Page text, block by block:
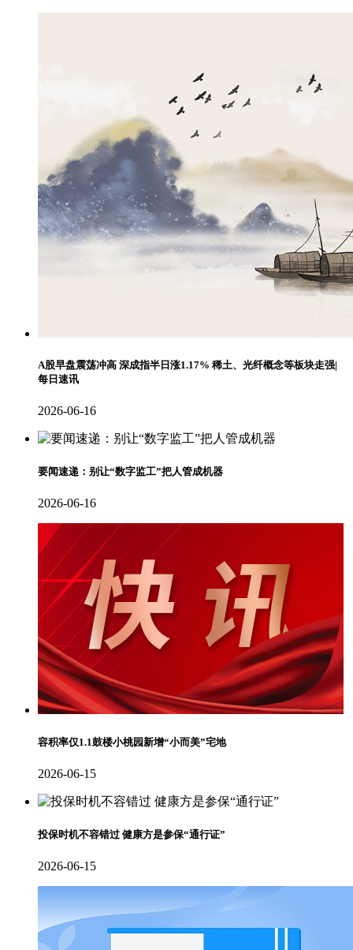
A股早盘震荡冲高 深成指半日涨1.17% 稀土、光纤概念等板块走强|
每日速讯
2026-06-16
要闻速递：别让“数字监工”把人管成机器
2026-06-16
容积率仅1.1鼓楼小桃园新增“小而美”宅地
2026-06-15
投保时机不容错过 健康方是参保“通行证”
2026-06-15